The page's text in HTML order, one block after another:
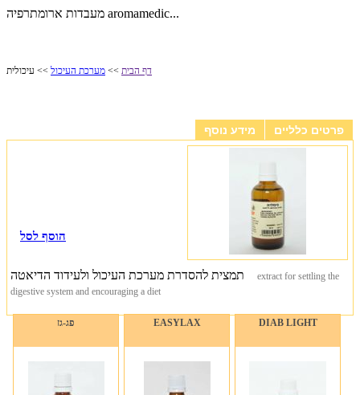
מעבדות ארומתרפיה aromamedic...
דף הבית >> מערכת העיכול >> עיכולית
פרטים כלליים מידע נוסף
הוסף לסל
extract for settling the
digestive system and encouraging a diet
פג-גז EASYLAX DIAB LIGHT